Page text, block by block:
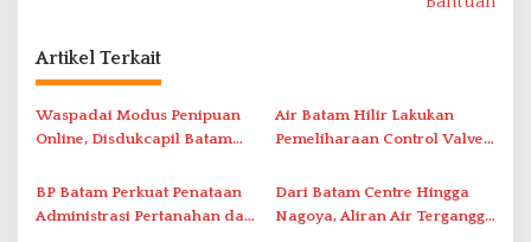
a
s
i
p
o
s
Artikel Terkait
Waspadai Modus Penipuan
Online, Disdukcapil Batam
Tatap Muka
Air Batam Hilir Lakukan
Pemeliharaan Control Valve,
BP Batam Perkuat Penataan
Administrasi Pertanahan dan
Dari Batam Centre Hingga
Nagoya, Aliran Air Terganggu